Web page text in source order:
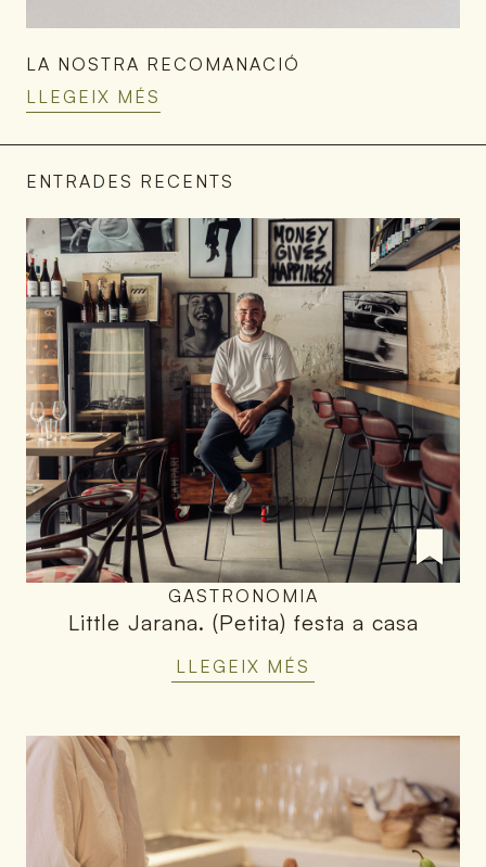
LA NOSTRA RECOMANACIÓ
LLEGEIX MÉS
ENTRADES RECENTS
GASTRONOMIA
Little Jarana. (Petita) festa a casa
LLEGEIX MÉS